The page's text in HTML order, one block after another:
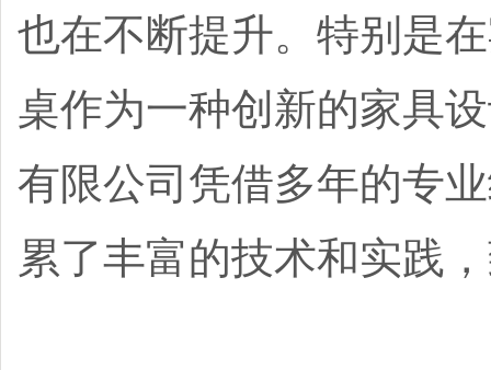
也在不断提升。特别是
桌作为一种创新的家具
有限公司凭借多年的专
累了丰富的技术和实践